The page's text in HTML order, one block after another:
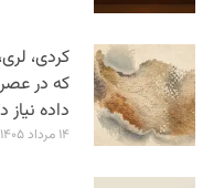
کردی،
که در
داده نیاز
۱۴ مرداد ۱۴۰۵